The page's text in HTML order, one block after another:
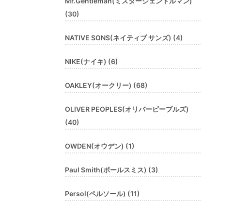
(30)
NATIVE SONS(ネイティブ サンズ) (4)
NIKE(ナイキ) (6)
OAKLEY(オークリー) (68)
OLIVER PEOPLES(オリバーピープルズ)
(40)
OWDEN(オウデン) (1)
Paul Smith(ポールスミス) (3)
Persol(ペルソール) (11)